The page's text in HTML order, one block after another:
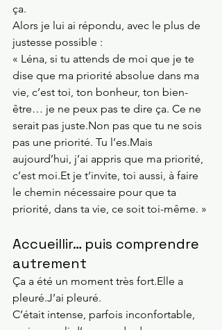
ça.
Alors je lui ai répondu, avec le plus de
justesse possible :
« Léna, si tu attends de moi que je te
dise que ma priorité absolue dans ma
vie, c’est toi, ton bonheur, ton bien-
être… je ne peux pas te dire ça. Ce ne
serait pas juste.Non pas que tu ne sois
pas une priorité. Tu l’es.Mais
aujourd’hui, j’ai appris que ma priorité,
c’est moi.Et je t’invite, toi aussi, à faire
le chemin nécessaire pour que ta
priorité, dans ta vie, ce soit toi-même. »
Accueillir… puis comprendre
autrement
Ça a été un moment très fort.Elle a
pleuré.J’ai pleuré.
C’était intense, parfois inconfortable,